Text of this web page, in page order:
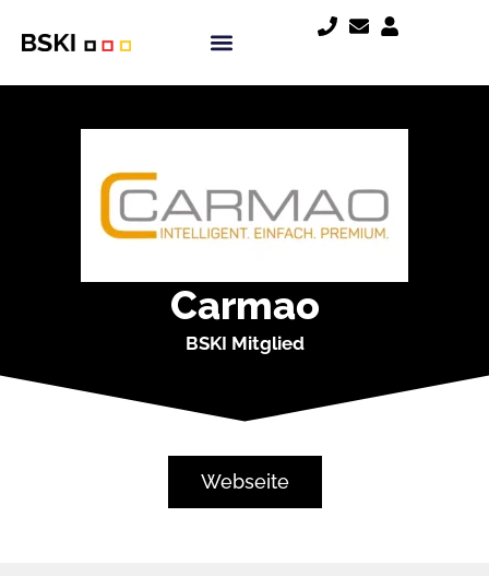
Carmao
BSKI Mitglied
Webseite